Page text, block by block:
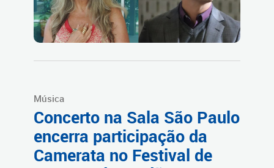
Música
Concerto na Sala São Paulo
encerra participação da
Camerata no Festival de